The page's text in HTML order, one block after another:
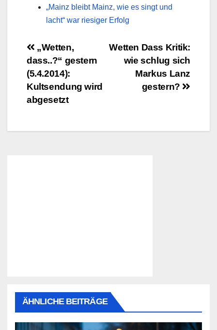
„Mainz bleibt Mainz, wie es singt und
lacht“ war riesiger Erfolg
Beitragsnavigation
Wetten Dass Kritik:
wie schlug sich
Markus Lanz
gestern?
„Wetten,
dass..?“ gestern
(5.4.2014):
Kultsendung wird
abgesetzt
ÄHNLICHE BEITRÄGE